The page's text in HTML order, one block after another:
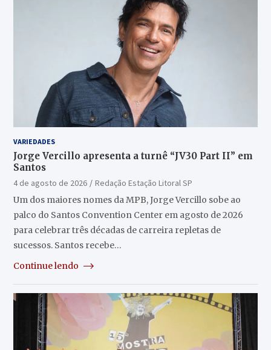
VARIEDADES
Jorge Vercillo apresenta a turnê “JV30 Part II” em
Santos
4 de agosto de 2026
Redação Estação Litoral SP
Um dos maiores nomes da MPB, Jorge Vercillo sobe ao
palco do Santos Convention Center em agosto de 2026
para celebrar três décadas de carreira repletas de
sucessos. Santos recebe…
Continue lendo